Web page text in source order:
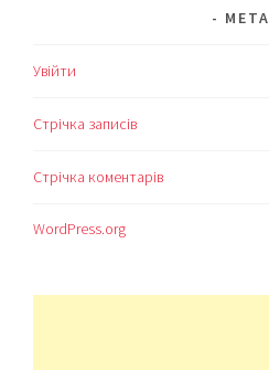
МЕТА
Увійти
Стрічка записів
Стрічка коментарів
WordPress.org